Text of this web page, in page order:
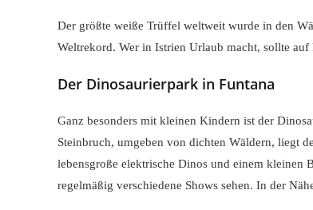
Der größte weiße Trüffel weltweit wurde in den
Weltrekord. Wer in Istrien Urlaub macht, sollte
Der Dinosaurierpark in Funtana
Ganz besonders mit kleinen Kindern ist der
Steinbruch, umgeben von dichten Wäldern, liegt
lebensgroße elektrische Dinos und einem kleinen
regelmäßig verschiedene Shows sehen. In der